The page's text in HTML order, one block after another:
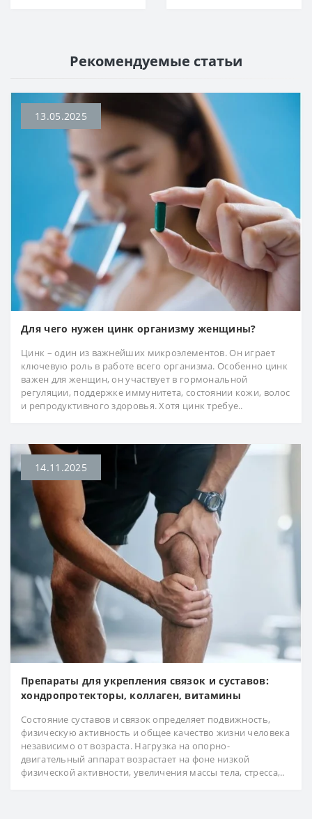
Рекомендуемые статьи
13.05.2025
Для чего нужен цинк организму женщины?
Цинк – один из важнейших микроэлементов. Он играет
ключевую роль в работе всего организма. Особенно цинк
важен для женщин, он участвует в гормональной
регуляции, поддержке иммунитета, состоянии кожи, волос
и репродуктивного здоровья. Хотя цинк требуе..
14.11.2025
Препараты для укрепления связок и суставов:
хондропротекторы, коллаген, витамины
Состояние суставов и связок определяет подвижность,
физическую активность и общее качество жизни человека
независимо от возраста. Нагрузка на опорно-
двигательный аппарат возрастает на фоне низкой
физической активности, увеличения массы тела, стресса,..